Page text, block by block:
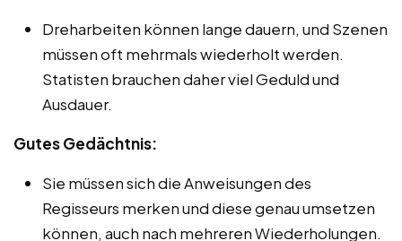
Dreharbeiten können lange dauern, und Szenen
müssen oft mehrmals wiederholt werden.
Statisten brauchen daher viel Geduld und
Ausdauer.
Gutes Gedächtnis:
Sie müssen sich die Anweisungen des
Regisseurs merken und diese genau umsetzen
können, auch nach mehreren Wiederholungen.